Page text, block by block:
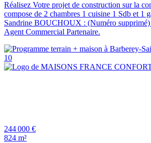
Réalisez Votre projet de construction sur la
compose de 2 chambres 1 cuisine 1 Sdb et 1
Sandrine BOUCHOUX : (Numéro supprimé)
Agent Commercial Partenaire.
10
244 000 €
824 m²